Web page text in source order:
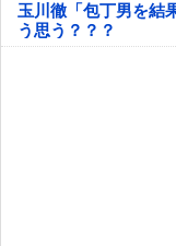
玉川徹「包丁男を結
う思う？？？